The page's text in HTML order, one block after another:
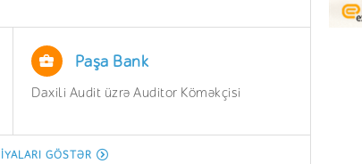
Paşa Bank
Daxili Audit üzrə Auditor Köməkçisi
GÖSTƏR